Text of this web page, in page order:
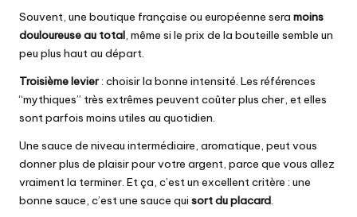
Souvent, une boutique française ou européenne sera moins
douloureuse au total, même si le prix de la bouteille semble un
peu plus haut au départ.
Troisième levier: choisir la bonne intensité. Les références
“mythiques” très extrêmes peuvent coûter plus cher, et elles
sont parfois moins utiles au quotidien.
Une sauce de niveau intermédiaire, aromatique, peut vous
donner plus de plaisir pour votre argent, parce que vous allez
vraiment la terminer. Et ça, c’est un excellent critère : une
bonne sauce, c’est une sauce qui sort du placard.